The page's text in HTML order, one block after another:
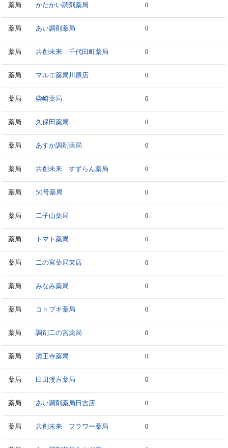
薬局 かたかい調剤薬局 0
薬局 あい調剤薬局 0
薬局 共創未来 千代田町薬局 0
薬局 マルエ薬局川原店 0
薬局 柴崎薬局 0
薬局 久保田薬局 0
薬局 あすか調剤薬局 0
薬局 共創未来 すずらん薬局 0
薬局 50号薬局 0
薬局 二子山薬局 0
薬局 トマト薬局 0
薬局 二の宮薬局東店 0
薬局 みなみ薬局 0
薬局 コトブキ薬局 0
薬局 調剤二の宮薬局 0
薬局 清王寺薬局 0
薬局 臼田漢方薬局 0
薬局 あい調剤薬局日吉店 0
薬局 共創未来 フラワー薬局 0